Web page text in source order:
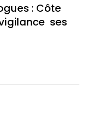
: Côte
ses